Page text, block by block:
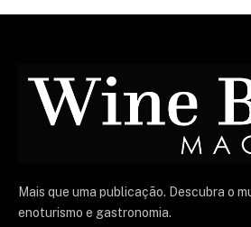
Mais que uma publicação. Descubra o
enoturismo e gastronomia.